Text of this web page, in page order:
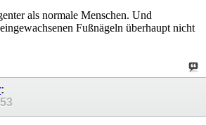
als normale Menschen. Und
Fußnägeln überhaupt nicht
: